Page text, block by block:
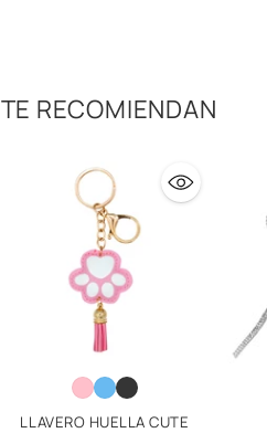
RECOMIENDAN
LLAVERO HUELLA CUTE